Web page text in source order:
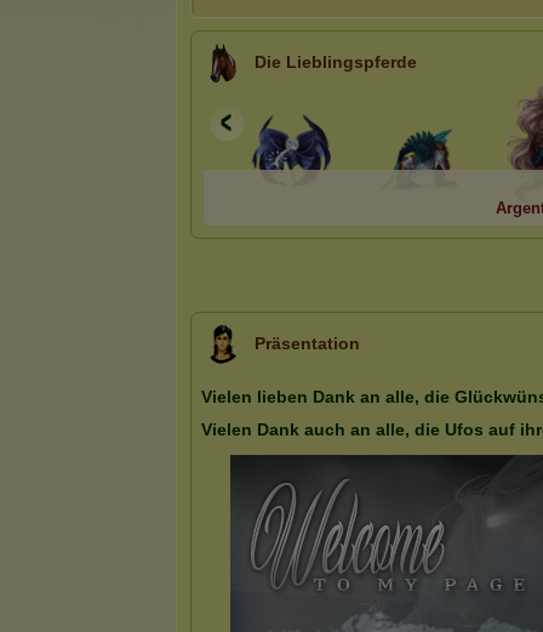
Die Lieblingspferde
Präsentation